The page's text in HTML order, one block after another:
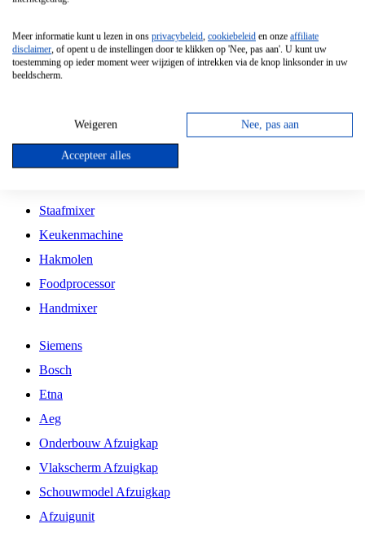
Vrijstaande Magnetron
Vrijstaande Kookplaat
Inbouw Gaskookplaat
Inbouw Keramische Kookplaat
Kookplaat Accessoires
Staafmixer
Keukenmachine
Hakmolen
Foodprocessor
Handmixer
Siemens
Bosch
Etna
Aeg
Onderbouw Afzuigkap
Vlakscherm Afzuigkap
Schouwmodel Afzuigkap
Afzuigunit
Meer informatie kunt u lezen in ons privacybeleid, cookiebeleid en onze affiliate
disclaimer, of opent u de instellingen door te klikken op 'Nee, pas aan'. U kunt uw
toestemming op ieder moment weer wijzigen of intrekken via de knop linksonder in uw
beeldscherm.
Weigeren Nee, pas aan
Accepteer alles